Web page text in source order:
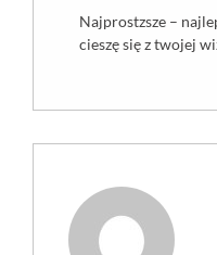
Najprostzsze –
cieszę się z twojej